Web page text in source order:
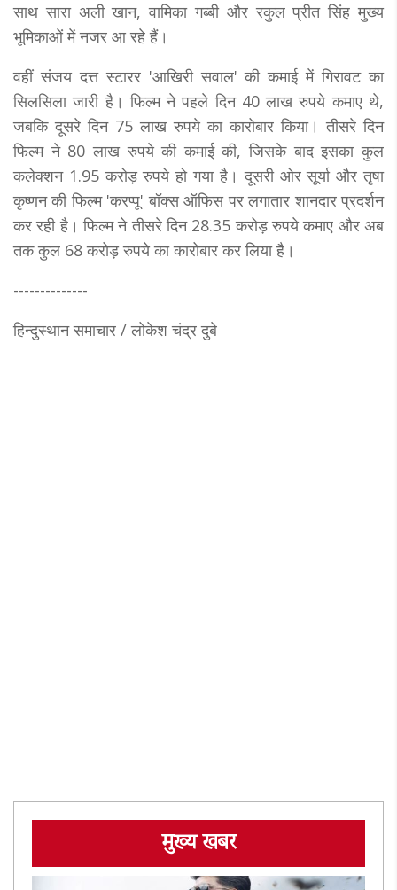
साथ सारा अली खान, वामिका गब्बी और रकुल प्रीत सिंह मुख्य
भूमिकाओं में नजर आ रहे हैं।
वहीं संजय दत्त स्टारर 'आखिरी सवाल' की कमाई में गिरावट का
सिलसिला जारी है। फिल्म ने पहले दिन 40 लाख रुपये कमाए थे,
जबकि दूसरे दिन 75 लाख रुपये का कारोबार किया। तीसरे दिन
फिल्म ने 80 लाख रुपये की कमाई की, जिसके बाद इसका कुल
कलेक्शन 1.95 करोड़ रुपये हो गया है। दूसरी ओर सूर्या और तृषा
कृष्णन की फिल्म 'करप्पू' बॉक्स ऑफिस पर लगातार शानदार प्रदर्शन
कर रही है। फिल्म ने तीसरे दिन 28.35 करोड़ रुपये कमाए और अब
तक कुल 68 करोड़ रुपये का कारोबार कर लिया है।
--------------
हिन्दुस्थान समाचार / लोकेश चंद्र दुबे
मुख्य खबर